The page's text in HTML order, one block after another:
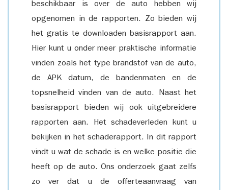
beschikbaar is over de auto hebben wij
opgenomen in de rapporten. Zo bieden wij
het gratis te downloaden basisrapport aan.
Hier kunt u onder meer praktische informatie
vinden zoals het type brandstof van de auto,
de APK datum, de bandenmaten en de
topsnelheid vinden van de auto. Naast het
basisrapport bieden wij ook uitgebreidere
rapporten aan. Het schadeverleden kunt u
bekijken in het schaderapport. In dit rapport
vindt u wat de schade is en welke positie die
heeft op de auto. Ons onderzoek gaat zelfs
zo ver dat u de offerteaanvraag van